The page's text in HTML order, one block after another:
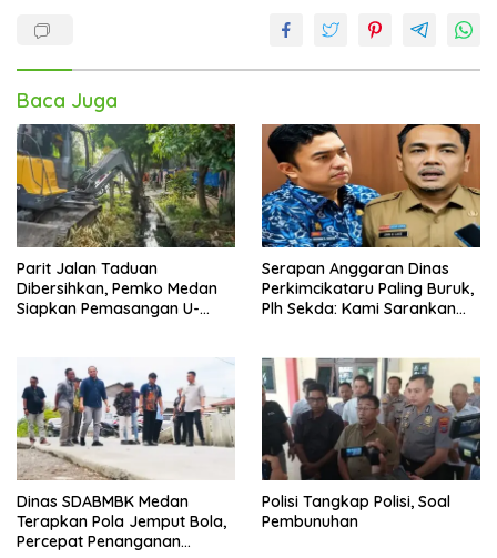
Baca Juga
Parit Jalan Taduan
Dibersihkan, Pemko Medan
Siapkan Pemasangan U-
Serapan Anggaran Dinas
Perkimcikataru Paling Buruk,
Plh Sekda: Kami Sarankan
Dinas SDABMBK Medan
Terapkan Pola Jemput Bola,
Percepat Penanganan
Polisi Tangkap Polisi, Soal
Pembunuhan